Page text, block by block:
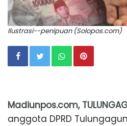
Ilustrasi--penipuan (Solopos.com)
Madiunpos.com,
anggota DPRD